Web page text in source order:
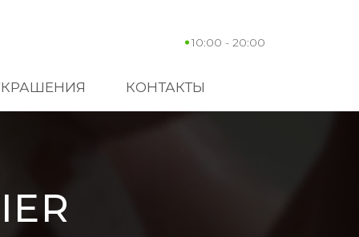
10:00 - 20:00
КОНТАКТЫ